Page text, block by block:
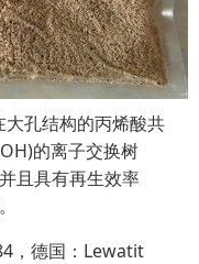
孔结构的丙烯酸共
的离子交换树
且具有再生效率
，德国：Lewatit